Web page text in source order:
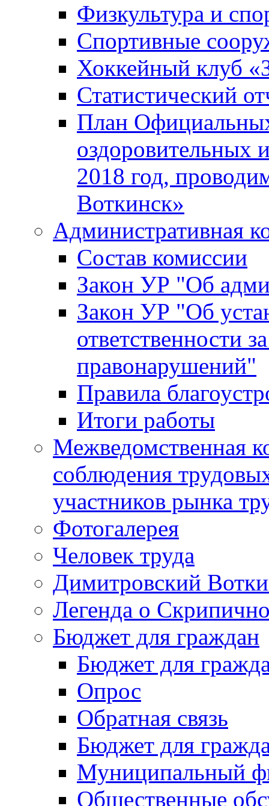
Физкультура и
Спортивные
Хоккейный клуб
Статистический
План
оздоровительных
2018 год,
Воткинск»
Административная
Состав комиссии
Закон УР "Об
Закон УР "Об
ответственности
правонарушений"
Правила
Итоги работы
Межведомственная
соблюдения
участников рынка
Фотогалерея
Человек труда
Димитровский
Легенда о
Бюджет для граждан
Бюджет для
Опрос
Обратная связь
Бюджет для
Муниципальный
Общественные